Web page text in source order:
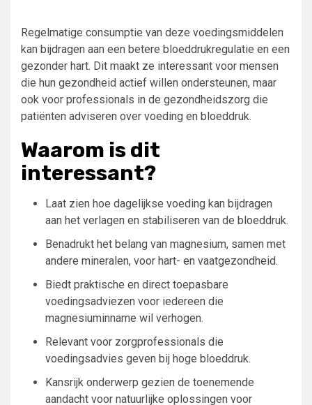
Regelmatige consumptie van deze voedingsmiddelen
kan bijdragen aan een betere bloeddrukregulatie en een
gezonder hart. Dit maakt ze interessant voor mensen
die hun gezondheid actief willen ondersteunen, maar
ook voor professionals in de gezondheidszorg die
patiënten adviseren over voeding en bloeddruk.
Waarom is dit
interessant?
Laat zien hoe dagelijkse voeding kan bijdragen
aan het verlagen en stabiliseren van de bloeddruk.
Benadrukt het belang van magnesium, samen met
andere mineralen, voor hart- en vaatgezondheid.
Biedt praktische en direct toepasbare
voedingsadviezen voor iedereen die
magnesiuminname wil verhogen.
Relevant voor zorgprofessionals die
voedingsadvies geven bij hoge bloeddruk.
Kansrijk onderwerp gezien de toenemende
aandacht voor natuurlijke oplossingen voor